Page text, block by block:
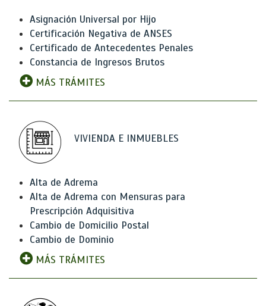
Asignación Universal por Hijo
Certificación Negativa de ANSES
Certificado de Antecedentes Penales
Constancia de Ingresos Brutos
MÁS TRÁMITES
VIVIENDA E INMUEBLES
Alta de Adrema
Alta de Adrema con Mensuras para
Prescripción Adquisitiva
Cambio de Domicilio Postal
Cambio de Dominio
MÁS TRÁMITES